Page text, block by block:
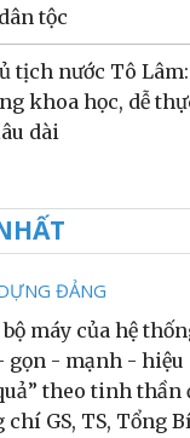
tộc
tịch nước Tô
khoa học, dễ
dài
ĐẢNG
máy của hệ
- mạnh - hiệu
theo tinh thần
GS, TS, Tổng